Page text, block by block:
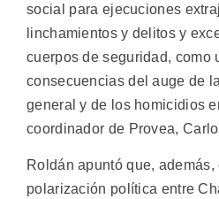
social para ejecuciones
linchamientos y delitos y
cuerpos de seguridad, como
consecuencias del auge de
general y de los homicidios
coordinador de Provea,
Roldán apuntó que, además,
polarización política entre